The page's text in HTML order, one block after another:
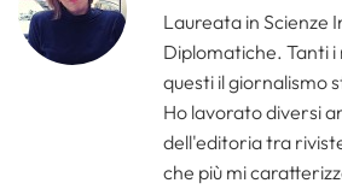
Laureata in Scienze
Diplomatiche. Tanti
questi il giornalismo
Ho lavorato diversi
dell'editoria tra
che più mi